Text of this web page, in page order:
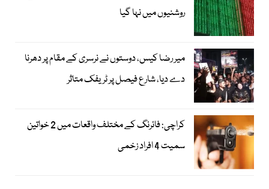
روشنیوں میں نہا گیا
میر رضا کیس، دوستوں نے نرسری کے مقام پر دھرنا
دے دیا، شارع فیصل پر ٹریفک متاثر
کراچی: فائرنگ کے مختلف واقعات میں 2 خواتین
سمیت 4 افراد زخمی